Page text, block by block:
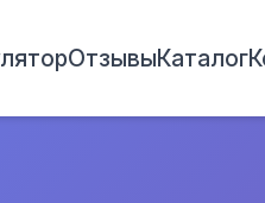
ОтзывыКаталог